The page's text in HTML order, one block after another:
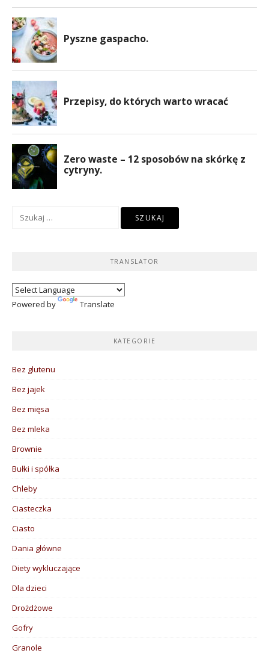
Szukaj:
TRANSLATOR
Powered by Translate
KATEGORIE
Bez glutenu
Bez jajek
Bez mięsa
Bez mleka
Brownie
Bułki i spółka
Chleby
Ciasteczka
Ciasto
Dania główne
Diety wykluczające
Dla dzieci
Drożdżowe
Gofry
Granole